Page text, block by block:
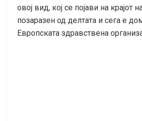
овој вид, кој се појави на крајот
позаразен од делтата и сега е
Европската здравствена